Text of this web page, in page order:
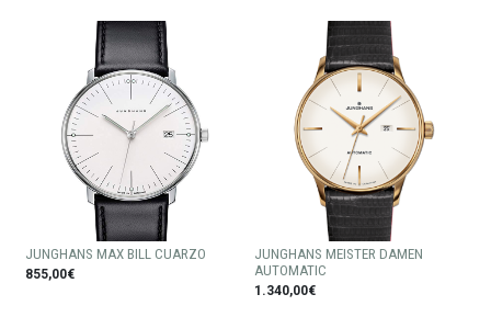
JUNGHANS MAX BILL CUARZO
855,00€
JUNGHANS MEISTER DAMEN
AUTOMATIC
1.340,00€